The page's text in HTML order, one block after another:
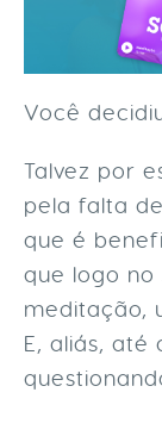
Você
Talvez por
pela falta
que é
que logo
meditação,
E, aliás, até